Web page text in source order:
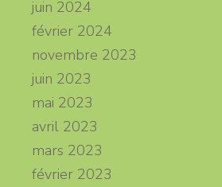
juin 2024
février 2024
novembre 2023
juin 2023
mai 2023
avril 2023
mars 2023
février 2023